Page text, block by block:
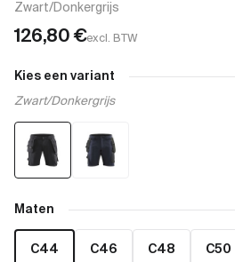
Zwart/Donkergrijs
126,80€excl. BTW
Kies een variant
Zwart/Donkergrijs
Maten
C44 C46 C48 C50